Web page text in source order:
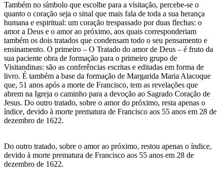
Também no símbolo que escolhe para a visitação, percebe-se o
quanto o coração seja o sinal que mais fala de toda a sua herança
humana e espiritual: um coração trespassado por duas flechas: o
amor a Deus e o amor ao próximo, aos quais corresponderiam
também os dois tratados que condensam todo o seu pensamento e
ensinamento. O primeiro – O Tratado do amor de Deus – é fruto da
sua paciente obra de formação para o primeiro grupo de
Visitandinas: são as conferências escritas e editadas em forma de
livro. É também a base da formação de Margarida Maria Alacoque
que, 51 anos após a morte de Francisco, tem as revelações que
abrem na Igreja o caminho para a devoção ao Sagrado Coração de
Jesus. Do outro tratado, sobre o amor do próximo, resta apenas o
índice, devido à morte prematura de Francisco aos 55 anos em 28 de
dezembro de 1622.
Do outro tratado, sobre o amor ao próximo, restou apenas o índice,
devido à morte prematura de Francisco aos 55 anos em 28 de
dezembro de 1622.